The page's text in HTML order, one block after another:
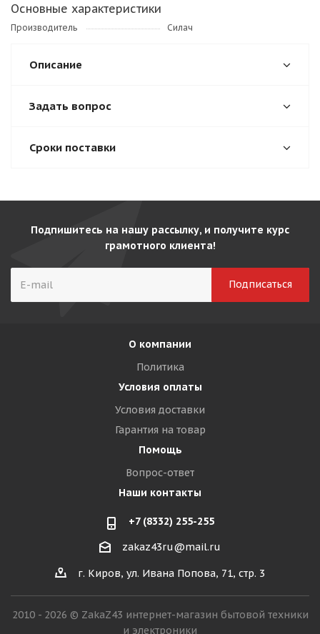
Основные характеристики
Производитель Силач
Описание
Задать вопрос
Сроки поставки
Подпишитесь на нашу рассылку, и получите курс
грамотного клиента!
О компании
Политика
Условия оплаты
Условия доставки
Гарантия на товар
Помощь
Вопрос-ответ
Наши контакты
+7 (8332) 255-255
zakaz43ru@mail.ru
г. Киров, ул. Ивана Попова, 71, стр. 3
2010 - 2026 © ZakaZ43 интернет-магазин бытовой техники
и электроники